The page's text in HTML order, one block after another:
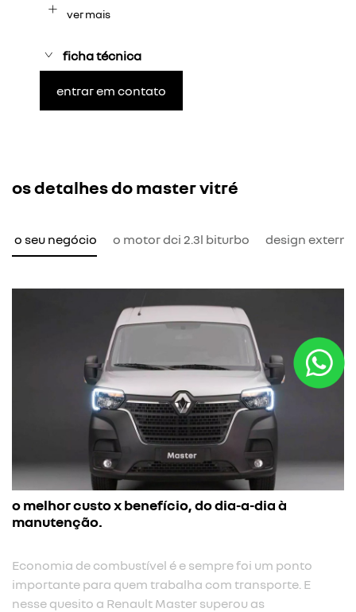
ver mais
ficha técnica
entrar em contato
os detalhes do master vitré
o seu negócio o motor dci 2.3l biturbo design externo
o melhor custo x benefício, do dia-a-dia à
manutenção.
Economia de combustível é e sempre foi um ponto
importante para quem trabalha com transporte. E
nesse quesito a Renault Master superou as